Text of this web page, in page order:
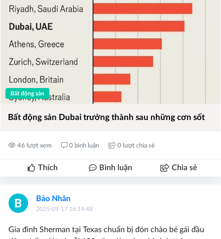
Bất động sản
Bất động sản Dubai trưởng thành sau những cơn sốt
46 lượt xem 0 bình luận 0 lượt chia sẻ
Thích Bình luận Chia sẻ
Bảo Nhân
2025-09-17 16:14:48
Gia đình Sherman tại Texas chuẩn bị đón chào bé gái đầu